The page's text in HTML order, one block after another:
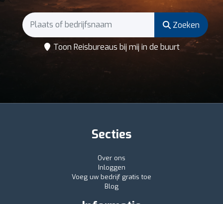
Zoeken
Toon Reisbureaus bij mij in de buurt
Secties
Over ons
Inloggen
Voeg uw bedrijf gratis toe
Blog